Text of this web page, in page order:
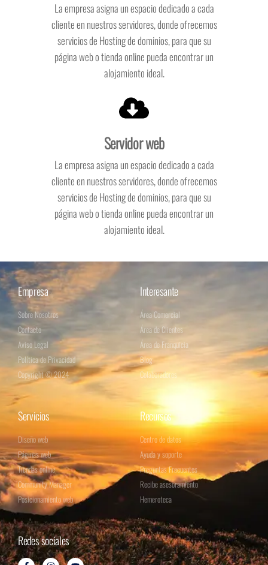
La empresa asigna un espacio dedicado a cada
cliente en nuestros servidores, donde ofrecemos
servicios de Hosting de dominios, para que su
página web o tienda online pueda encontrar un
alojamiento ideal.
Servidor web
La empresa asigna un espacio dedicado a cada
cliente en nuestros servidores, donde ofrecemos
servicios de Hosting de dominios, para que su
página web o tienda online pueda encontrar un
alojamiento ideal.
Empresa
Sobre Nosotros
Contacto
Aviso Legal
Política de Privacidad
Copyright © 2024
Interesante
Área Comercial
Área de Clientes
Área de Franquicia
Blog
Colaboradores
Servicios
Diseño web
Páginas web
Tiendas online
Community Manager
Posicionamiento web
Recursos
Centro de datos
Ayuda y soporte
Preguntas Frecuentes
Recibe asesoramiento
Hemeroteca
Redes sociales